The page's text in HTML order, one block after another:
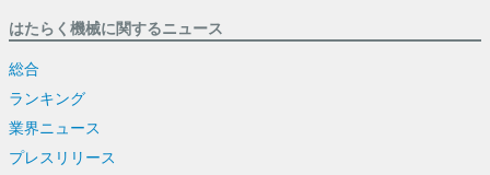
はたらく機械に関するニュース
総合
ランキング
業界ニュース
プレスリリース